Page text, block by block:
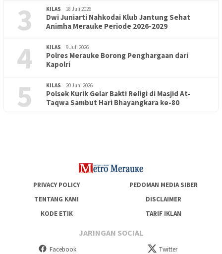
3 KILAS 18 Juli 2026
Dwi Juniarti Nahkodai Klub Jantung Sehat
Animha Merauke Periode 2026-2029
4 KILAS 9 Juli 2026
Polres Merauke Borong Penghargaan dari
Kapolri
5 KILAS 20 Juni 2026
Polsek Kurik Gelar Bakti Religi di Masjid At-
Taqwa Sambut Hari Bhayangkara ke-80
PENDIDIKAN 18 Juni 2026
Lepas Puluhan Peserta Didik, TK Yapis 2 Merauke Siapkan
PRIVACY POLICY
PEDOMAN MEDIA SIBER
TENTANG KAMI
DISCLAIMER
KODE ETIK
TARIF IKLAN
JARINGAN SOCIAL
Facebook Twitter